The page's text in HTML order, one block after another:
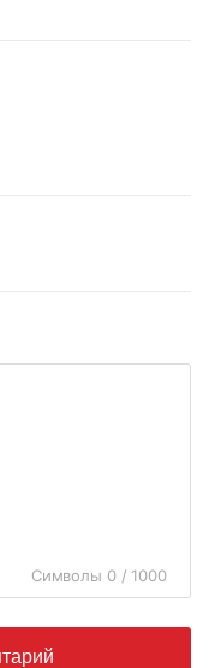
Символы 0 / 1000